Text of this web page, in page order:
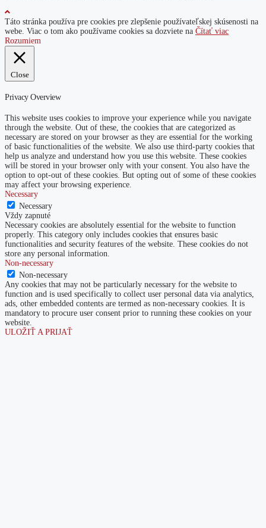
Táto stránka používa pre cookies pre zlepšenie používateľskej skúsenosti na
webe. Viac o tom ako používame cookies sa dozviete na Čítať viac
Rozumiem
Close
Privacy Overview
This website uses cookies to improve your experience while you navigate
through the website. Out of these, the cookies that are categorized as
necessary are stored on your browser as they are essential for the working
of basic functionalities of the website. We also use third-party cookies that
help us analyze and understand how you use this website. These cookies
will be stored in your browser only with your consent. You also have the
option to opt-out of these cookies. But opting out of some of these cookies
may affect your browsing experience.
Necessary
Necessary
Vždy zapnuté
Necessary cookies are absolutely essential for the website to function
properly. This category only includes cookies that ensures basic
functionalities and security features of the website. These cookies do not
store any personal information.
Non-necessary
Non-necessary
Any cookies that may not be particularly necessary for the website to
function and is used specifically to collect user personal data via analytics,
ads, other embedded contents are termed as non-necessary cookies. It is
mandatory to procure user consent prior to running these cookies on your
website.
ULOŽIŤ A PRIJAŤ